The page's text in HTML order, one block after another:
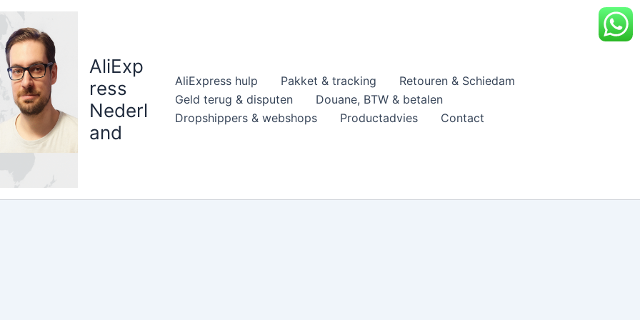
AliExp
ress
Nederl
and
AliExpress hulp Pakket & tracking
Retouren & Schiedam
Geld terug & disputen
Douane, BTW & betalen
Dropshippers & webshops
Productadvies Contact